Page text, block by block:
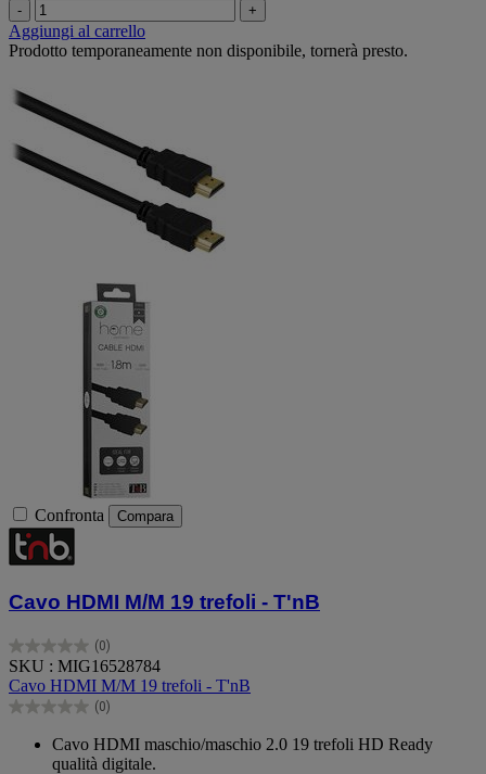
- +
Aggiungi al carrello
Prodotto temporaneamente non disponibile, tornerà presto.
Confronta Compara
Cavo HDMI M/M 19 trefoli - T'nB
(0)
0.0
su
5
stelle.
SKU : MIG16528784
Cavo HDMI M/M 19 trefoli - T'nB
(0)
0.0
Cavo HDMI maschio/maschio 2.0 19 trefoli HD Ready
qualità digitale.